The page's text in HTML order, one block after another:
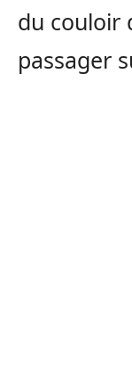
du couloir
passager